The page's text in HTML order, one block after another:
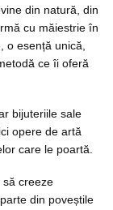
din natură, din
cu măiestrie în
o esență unică,
ce îi oferă
bijuteriile sale
opere de artă
care le poartă.
să creeze
din poveștile